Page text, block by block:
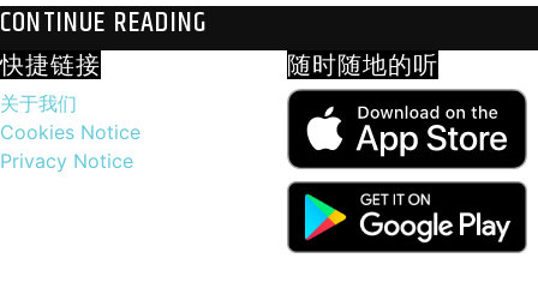
CONTINUE READING
快捷链接
关于我们
Cookies Notice
Privacy Notice
随时随地的听